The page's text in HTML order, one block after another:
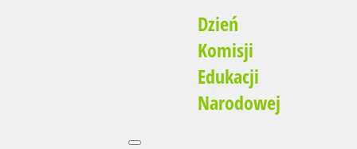
Dzień
Komisji
Edukacji
Narodowej